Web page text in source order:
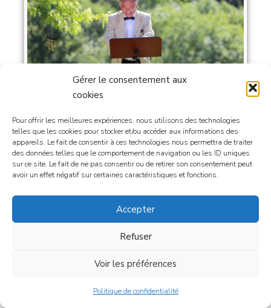
Gérer le consentement aux
cookies
Pour offrir les meilleures expériences, nous utilisons des technologies
telles que les cookies pour stocker et/ou accéder aux informations des
appareils. Le fait de consentir à ces technologies nous permettra de traiter
des données telles que le comportement de navigation ou les ID uniques
sur ce site. Le fait de ne pas consentir ou de retirer son consentement peut
avoir un effet négatif sur certaines caractéristiques et fonctions.
Accepter
Refuser
Voir les préférences
Politique de confidentialité